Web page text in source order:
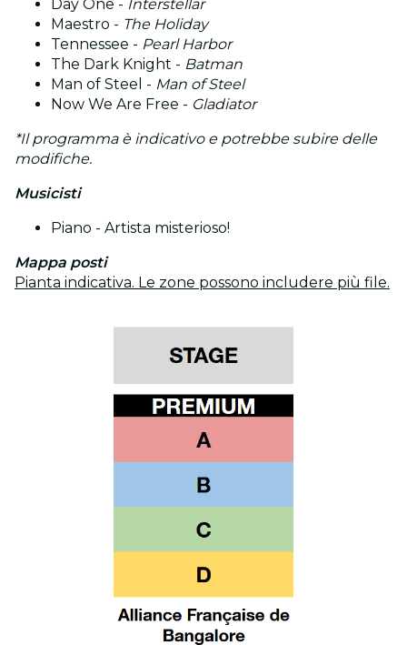
Day One - Interstellar
Maestro - The Holiday
Tennessee - Pearl Harbor
The Dark Knight - Batman
Man of Steel - Man of Steel
Now We Are Free - Gladiator
*Il programma è indicativo e potrebbe subire delle
modifiche.
Musicisti
Piano - Artista misterioso!
Mappa posti
Pianta indicativa. Le zone possono includere più file.